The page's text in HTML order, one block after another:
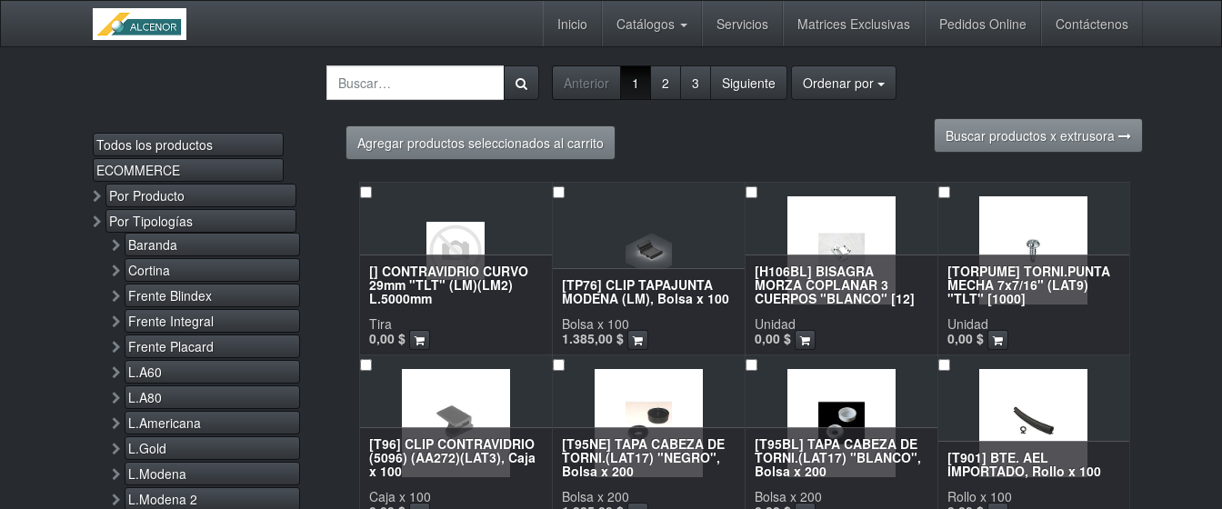
Inicio Catálogos Servicios Matrices Exclusivas Pedidos Online Contáctenos
Anterior 1 2 3 Siguiente Ordenar por
Todos los productos
ECOMMERCE
Por Producto
Por Tipologías
Baranda
Cortina
Frente Blindex
Frente Integral
Frente Placard
L.A60
L.A80
L.Americana
L.Gold
L.Modena
L.Modena 2
Agregar productos seleccionados al carrito Buscar productos x extrusora
[] CONTRAVIDRIO CURVO
29mm "TLT" (LM)(LM2)
L.5000mm
0,00$
Tira
[TP76] CLIP TAPAJUNTA
MODENA (LM), Bolsa x 100
1.385,00$
Bolsa x 100
[H106BL] BISAGRA
MORZA COPLANAR 3
CUERPOS "BLANCO" [12]
0,00$
Unidad
[TORPUME] TORNI.PUNTA
MECHA 7x7/16" (LAT9)
"TLT" [1000]
0,00$
Unidad
[T96] CLIP CONTRAVIDRIO
(5096) (AA272)(LAT3), Caja
x 100
Caja x 100
[T95NE] TAPA CABEZA DE
TORNI.(LAT17) "NEGRO",
Bolsa x 200
Bolsa x 200
[T95BL] TAPA CABEZA DE
TORNI.(LAT17) "BLANCO",
Bolsa x 200
Bolsa x 200
[T901] BTE. AEL
IMPORTADO, Rollo x 100
Rollo x 100